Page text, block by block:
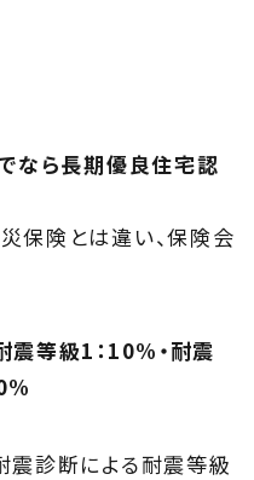
なら長期優良住宅認
保険とは違い、保険会
等級1：10%・耐震
診断による耐震等級